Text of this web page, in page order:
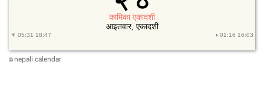
© nepali calendar